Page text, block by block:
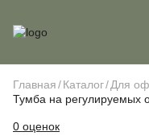
Главная Каталог Для
Тумба на регулируемых
0 оценок